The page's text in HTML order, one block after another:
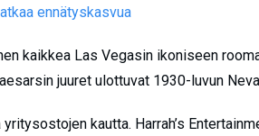
ennätyskasvua
kaikkea Las Vegasin ikoniseen
juuret ulottuvat 1930-luvun
kautta. Harrah’s